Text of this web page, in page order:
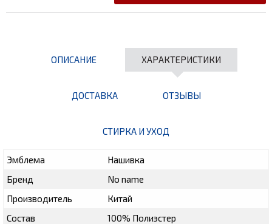
ОПИСАНИЕ ХАРАКТЕРИСТИКИ
ДОСТАВКА ОТЗЫВЫ
СТИРКА И УХОД
Эмблема
Нашивка
Бренд
No name
Производитель
Китай
Состав
100% Полиэстер